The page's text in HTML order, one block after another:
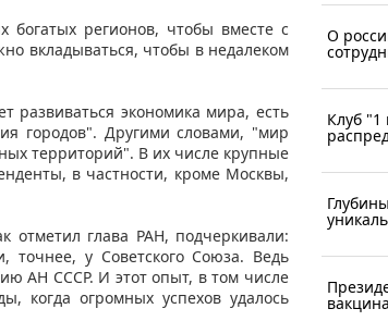
богатых регионов, чтобы вместе с
вкладываться, чтобы в недалеком
развиваться экономика мира, есть
городов". Другими словами, "мир
территорий". В их числе крупные
в частности, кроме Москвы,
отметил глава РАН, подчеркивали:
точнее, у Советского Союза. Ведь
АН СССР. И этот опыт, в том числе
когда огромных успехов удалось
О
Клуб "1